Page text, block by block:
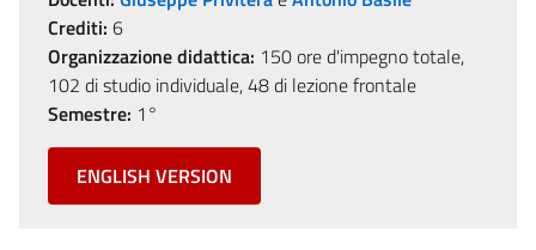
Crediti: 6
Organizzazione didattica: 150 ore d'impegno totale,
102 di studio individuale, 48 di lezione frontale
Semestre: 1°
ENGLISH VERSION